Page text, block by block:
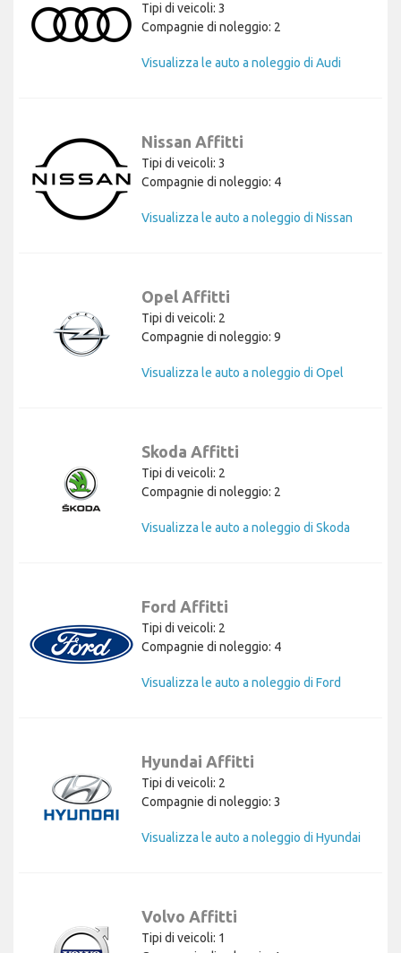
Tipi di veicoli: 3
Compagnie di noleggio: 2
Visualizza le auto a noleggio di Audi
Nissan Affitti
Tipi di veicoli: 3
Compagnie di noleggio: 4
Visualizza le auto a noleggio di Nissan
Opel Affitti
Tipi di veicoli: 2
Compagnie di noleggio: 9
Visualizza le auto a noleggio di Opel
Skoda Affitti
Tipi di veicoli: 2
Compagnie di noleggio: 2
Visualizza le auto a noleggio di Skoda
Ford Affitti
Tipi di veicoli: 2
Compagnie di noleggio: 4
Visualizza le auto a noleggio di Ford
Hyundai Affitti
Tipi di veicoli: 2
Compagnie di noleggio: 3
Visualizza le auto a noleggio di Hyundai
Volvo Affitti
Tipi di veicoli: 1